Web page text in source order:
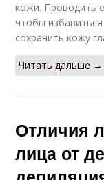
кожи. Проводить
чтобы
сохранить кожу
Читать дальше →
Отличия
лица от